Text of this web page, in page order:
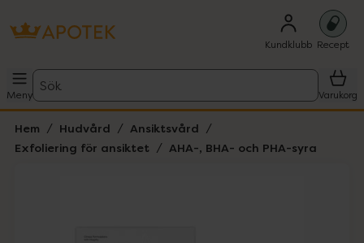
Kundklubb Recept
Meny
Sök
Varukorg
Hem Hudvård
Ansiktsvård
Exfoliering för ansiktet
AHA-, BHA- och PHA-syra